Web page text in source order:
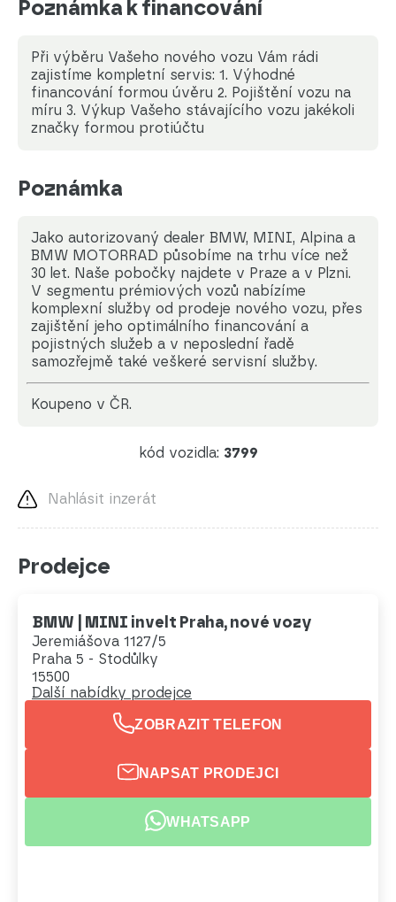
Poznámka k financování
Při výběru Vašeho nového vozu Vám rádi
zajistíme kompletní servis: 1. Výhodné
financování formou úvěru 2. Pojištění vozu na
míru 3. Výkup Vašeho stávajícího vozu jakékoli
značky formou protiúčtu
Poznámka
Jako autorizovaný dealer BMW, MINI, Alpina a
BMW MOTORRAD působíme na trhu více než
30 let. Naše pobočky najdete v Praze a v Plzni.
V segmentu prémiových vozů nabízíme
komplexní služby od prodeje nového vozu, přes
zajištění jeho optimálního financování a
pojistných služeb a v neposlední řadě
samozřejmě také veškeré servisní služby.
koupeno v ČR.
kód vozidla: 3799
Nahlásit inzerát
Prodejce
BMW | MINI invelt Praha, nové vozy
Jeremiášova 1127/5
Praha 5 - Stodůlky
15500
Další nabídky prodejce
ZOBRAZIT TELEFON
NAPSAT PRODEJCI
WHATSAPP